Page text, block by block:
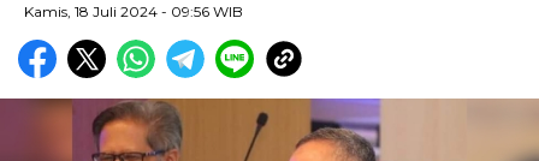
Kamis, 18 Juli 2024 - 09:56 WIB